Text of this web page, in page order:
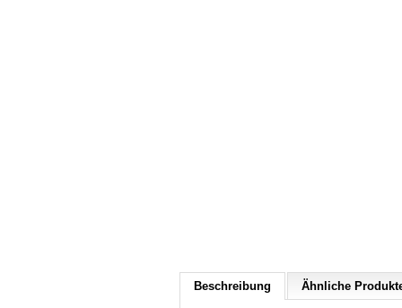
Beschreibung Ähnliche